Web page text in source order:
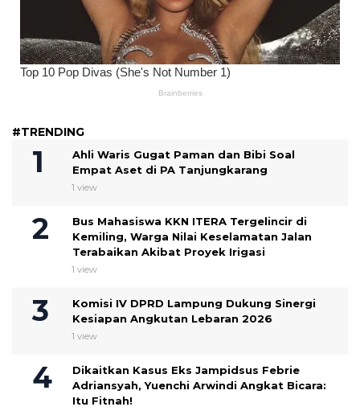
#TRENDING
Ahli Waris Gugat Paman dan Bibi Soal
Empat Aset di PA Tanjungkarang
1 view
Bus Mahasiswa KKN ITERA Tergelincir di
Kemiling, Warga Nilai Keselamatan Jalan
Terabaikan Akibat Proyek Irigasi
1 view
Komisi IV DPRD Lampung Dukung Sinergi
Kesiapan Angkutan Lebaran 2026
1 view
Dikaitkan Kasus Eks Jampidsus Febrie
Adriansyah, Yuenchi Arwindi Angkat Bicara:
Itu Fitnah!